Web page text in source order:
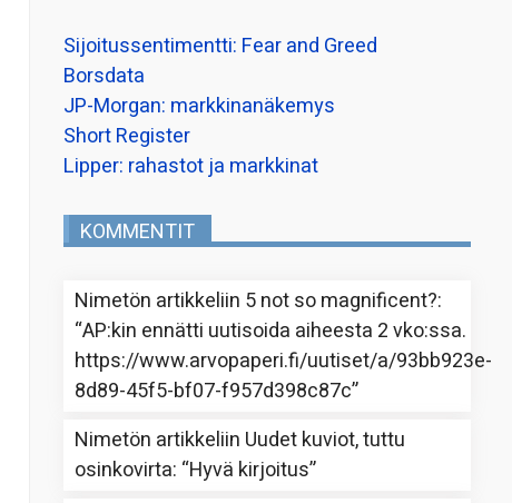
Sijoitussentimentti: Fear and Greed
Borsdata
JP-Morgan: markkinanäkemys
Short Register
Lipper: rahastot ja markkinat
KOMMENTIT
Nimetön artikkeliin 5 not so magnificent?:
“AP:kin ennätti uutisoida aiheesta 2 vko:ssa.
https://www.arvopaperi.fi/uutiset/a/93bb923e-
8d89-45f5-bf07-f957d398c87c”
Nimetön artikkeliin Uudet kuviot, tuttu
osinkovirta: “Hyvä kirjoitus”